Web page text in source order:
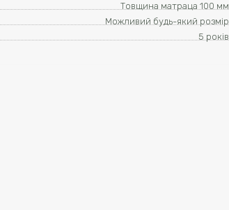
Товщина матраца 100 мм
Можливий будь-який розмір
5 років